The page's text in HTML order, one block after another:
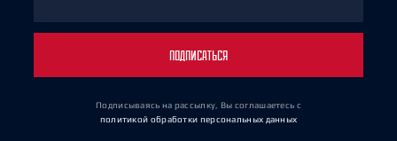
ПОДПИСАТЬСЯ
Подписываясь на рассылку, Вы соглашаетесь с
политикой обработки персональных данных